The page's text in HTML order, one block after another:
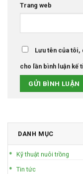
Trang web
Lưu tên của tôi,
cho lần bình luận kế
DANH MỤC
Kỹ thuật nuôi trồng
Tin tức